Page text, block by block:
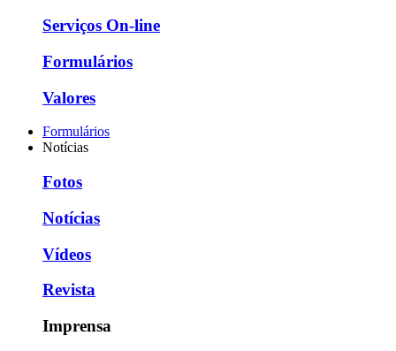
Serviços On-line
Formulários
Valores
Formulários
Notícias
Fotos
Notícias
Vídeos
Revista
Imprensa